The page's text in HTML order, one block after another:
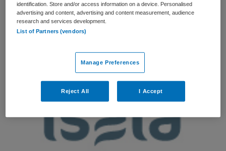
bij Isala is niet meer actueel. Hieronder staan enkele
vergelijkbare vacatures die voor u wellicht interessant
zijn.
identification. Store and/or access information on a device. Personalised
advertising and content, advertising and content measurement, audience
research and services development.
List of Partners (vendors)
Manage Preferences
Reject All I Accept